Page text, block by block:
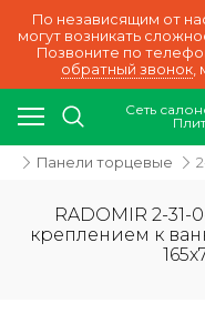
По независящим от
могут возникать
Позвоните по
обратный звонок,
Сеть
Панели торцевые
RADOMIR 2-31-
креплением к